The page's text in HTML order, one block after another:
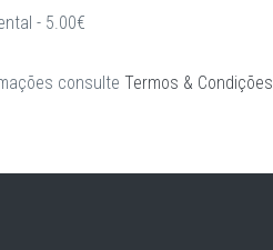
- 5.00€
consulte Termos & Condições